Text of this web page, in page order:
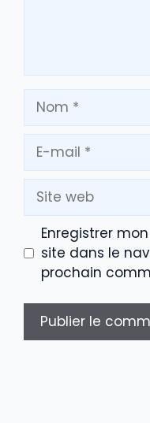
Nom
mail
Site
web
Enregistrer
site dans le
prochain